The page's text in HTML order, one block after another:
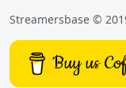
Streamersbase ©
Buy us